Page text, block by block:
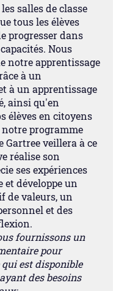
salles de classe
tous les élèves
progresser dans
Nous
notre apprentissage
à un
à un apprentissage
ainsi qu'en
élèves en citoyens
programme
Gartree veillera à ce
réalise son
ses expériences
et développe un
de valeurs, un
et des
fournissons un
pour
est disponible
des besoins